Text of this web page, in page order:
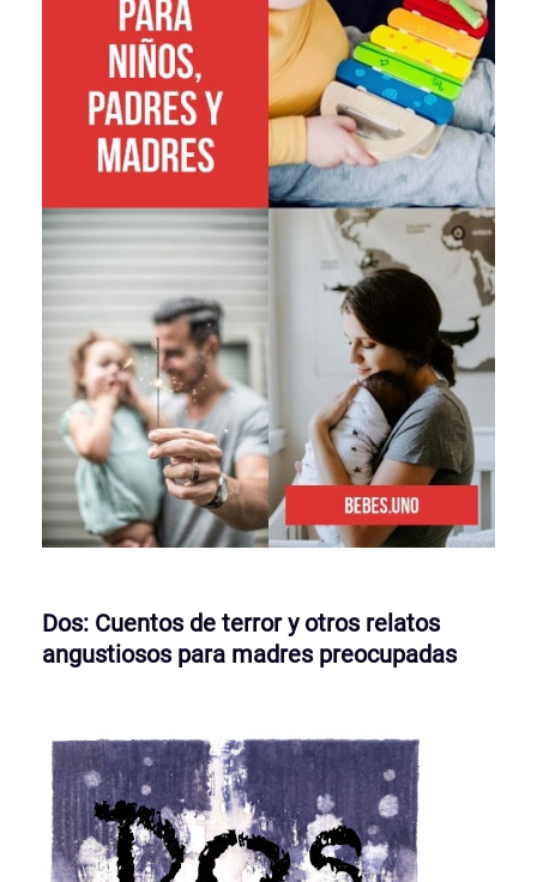
Dos: Cuentos de terror y otros relatos
angustiosos para madres preocupadas